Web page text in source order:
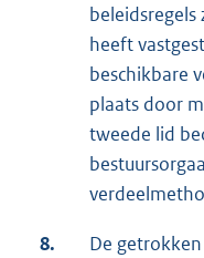
heeft
beschikbare
plaats door
tweede lid
8.
De